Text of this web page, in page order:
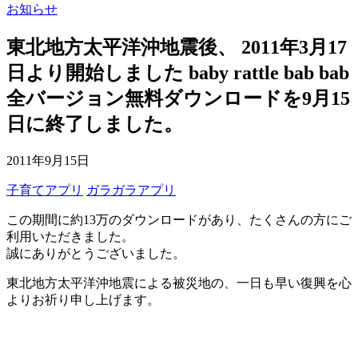
お知らせ
東北地方太平洋沖地震後、 2011年3月17
日より開始しました baby rattle bab bab
全バージョン無料ダウンロードを9月15
日に終了しました。
2011年9月15日
子育てアプリ ガラガラアプリ
この期間に約13万のダウンロードがあり、たくさんの方にご
利用いただきました。
誠にありがとうございました。
東北地方太平洋沖地震による被災地の、一日も早い復興を心
よりお祈り申し上げます。